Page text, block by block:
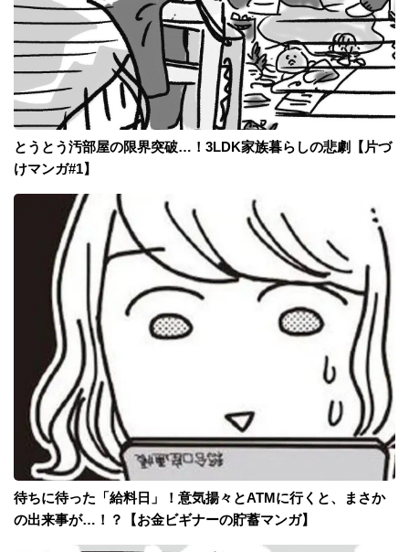
とうとう汚部屋の限界突破…！3LDK家族暮らしの悲劇【片づ
けマンガ#1】
待ちに待った「給料日」！意気揚々とATMに行くと、まさか
の出来事が…！？【お金ビギナーの貯蓄マンガ】